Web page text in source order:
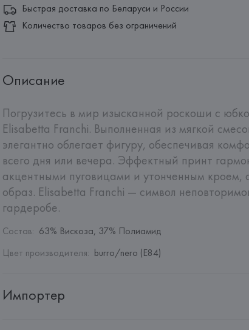
Быстрая доставка по Беларуси и России
Количество товаров без ограничений
Описание
Погрузитесь в мир изысканной роскоши с
Elisabetta Franchi. Выполненная из мягкой
элегантно облегает фигуру, обеспечивая
всего дня или вечера. Эффектный принт
акцентными пуговицами и утонченным кроем,
образ. Elisabetta Franchi — символ
гардеробе.
Состав: 63% Вискоза, 37% Полиамид
Цвет производителя: burro/nero (E84)
Импортер